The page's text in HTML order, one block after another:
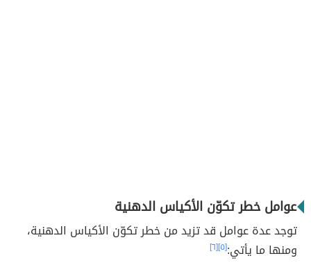
عوامل خطر تكوّن الأكياس الدهنية
توجد عدة عوامل قد تزيد من خطر تكوّن الأكياس الدهنية،
ومنها ما يأتي:[٥] [٦]